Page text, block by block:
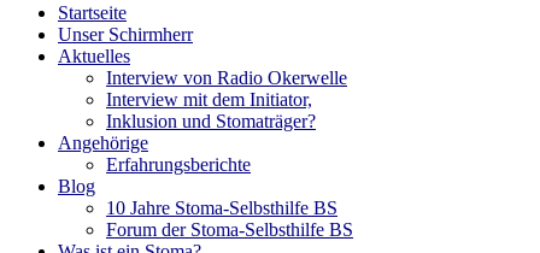
Startseite
Unser Schirmherr
Aktuelles
Interview von Radio Okerwelle
Interview mit dem Initiator,
Inklusion und Stomaträger?
Angehörige
Erfahrungsberichte
Blog
10 Jahre Stoma-Selbsthilfe BS
Forum der Stoma-Selbsthilfe BS